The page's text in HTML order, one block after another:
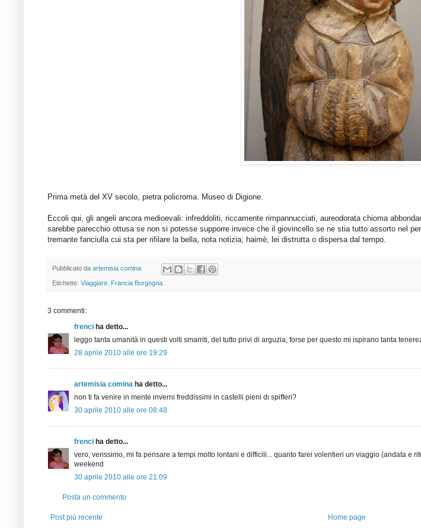
Prima metà del XV secolo, pietra policroma. Museo di Digione.
Eccoli qui, gli angeli ancora medioevali: infreddoliti, riccamente rimpannucciati, aureodorata chioma
sarebbe parecchio ottusa se non si potesse supporre invece che il giovincello se ne stia tutto assorto nel
tremante fanciulla cui sta per rifilare la bella, nota notizia; haimè, lei distrutta o dispersa dal tempo.
Pubblicato da artemisia comina
Etichette: Viaggiare. Francia Borgogna.
3 commenti:
frenci ha detto...
leggo tanta umanità in questi volti smarriti, del tutto privi di arguzia, forse per questo mi ispirano tanta
28 aprile 2010 alle ore 19:29
artemisia comina ha detto...
non ti fa venire in mente inverni freddissimi in castelli pieni di spifferi?
30 aprile 2010 alle ore 08:48
frenci ha detto...
vero, verissimo, mi fa pensare a tempi molto lontani e difficili... quanto farei volentieri un viaggio (andata e
weekend
30 aprile 2010 alle ore 21:09
Posta un commento
Post più recente
Home page